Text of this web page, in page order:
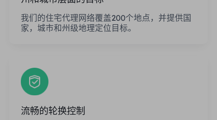
我们的住宅代理网络覆盖200个地点，并提供国
家，城市和州级地理定位目标。
流畅的轮换控制